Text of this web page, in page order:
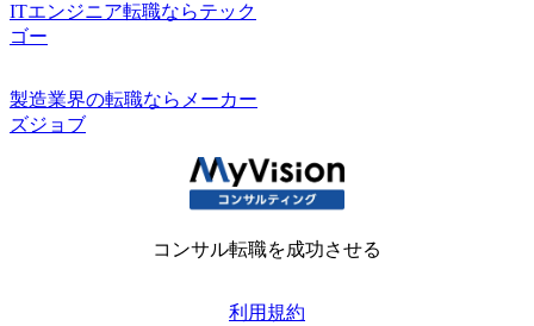
ITエンジニア転職ならテック
ゴー
製造業界の転職ならメーカー
ズジョブ
コンサル転職を成功させる
利用規約